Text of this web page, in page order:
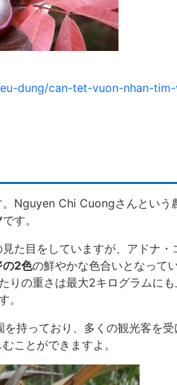
dung/can-tet-vuon-nhan-
Nguyen Chi Cuongさんという
です。
た目をしていますが、アドナ
の2色の鮮やかな色合いとなって
りの重さは最大2キログラムに
。
持っており、多くの観光客を
ことができますよ。